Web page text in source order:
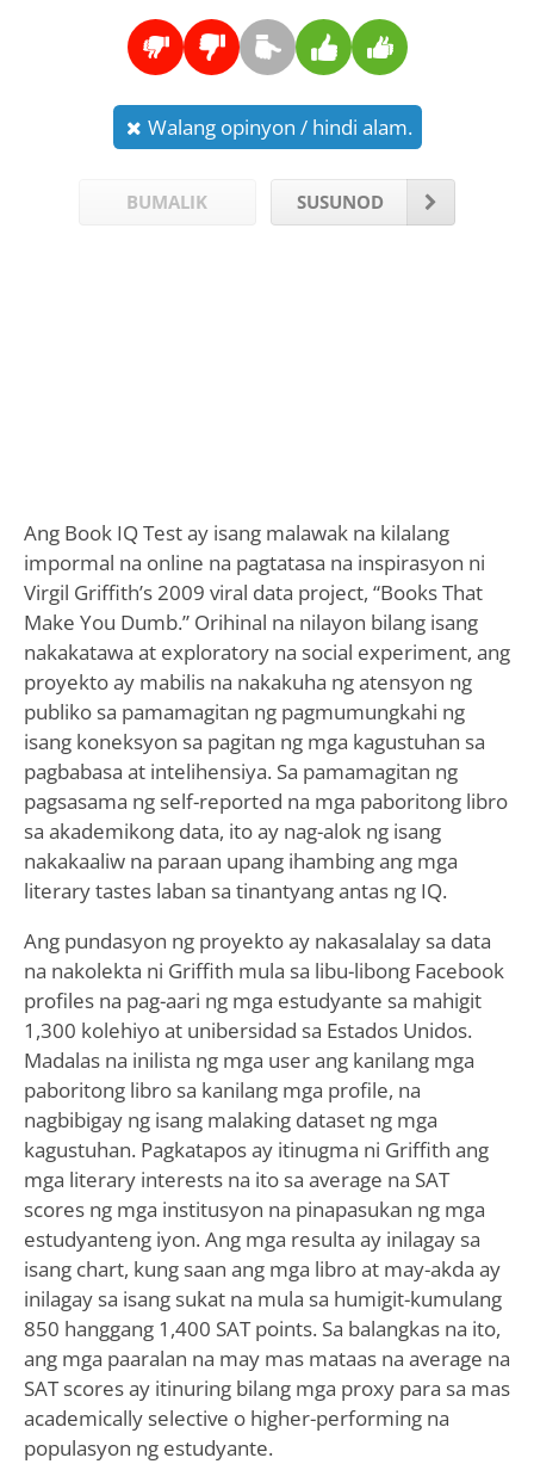
Walang opinyon / hindi alam.
BUMALIK SUSUNOD
Ang Book IQ Test ay isang malawak na kilalang
impormal na online na pagtatasa na inspirasyon ni
Virgil Griffith’s 2009 viral data project, “Books That
Make You Dumb.” Orihinal na nilayon bilang isang
nakakatawa at exploratory na social experiment, ang
proyekto ay mabilis na nakakuha ng atensyon ng
publiko sa pamamagitan ng pagmumungkahi ng
isang koneksyon sa pagitan ng mga kagustuhan sa
pagbabasa at intelihensiya. Sa pamamagitan ng
pagsasama ng self-reported na mga paboritong libro
sa akademikong data, ito ay nag-alok ng isang
nakakaaliw na paraan upang ihambing ang mga
literary tastes laban sa tinantyang antas ng IQ.
Ang pundasyon ng proyekto ay nakasalalay sa data
na nakolekta ni Griffith mula sa libu-libong Facebook
profiles na pag-aari ng mga estudyante sa mahigit
1,300 kolehiyo at unibersidad sa Estados Unidos.
Madalas na inilista ng mga user ang kanilang mga
paboritong libro sa kanilang mga profile, na
nagbibigay ng isang malaking dataset ng mga
kagustuhan. Pagkatapos ay itinugma ni Griffith ang
mga literary interests na ito sa average na SAT
scores ng mga institusyon na pinapasukan ng mga
estudyanteng iyon. Ang mga resulta ay inilagay sa
isang chart, kung saan ang mga libro at may-akda ay
inilagay sa isang sukat na mula sa humigit-kumulang
850 hanggang 1,400 SAT points. Sa balangkas na ito,
ang mga paaralan na may mas mataas na average na
SAT scores ay itinuring bilang mga proxy para sa mas
academically selective o higher-performing na
populasyon ng estudyante.